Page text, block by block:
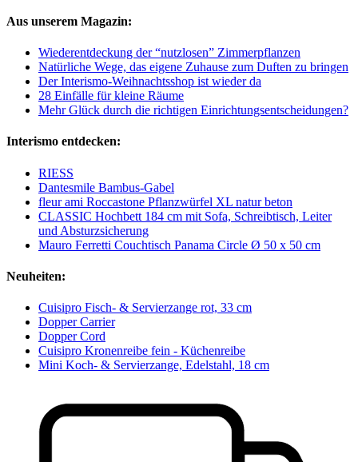
Aus unserem Magazin:
Wiederentdeckung der “nutzlosen” Zimmerpflanzen
Natürliche Wege, das eigene Zuhause zum Duften zu bringen
Der Interismo-Weihnachtsshop ist wieder da
28 Einfälle für kleine Räume
Mehr Glück durch die richtigen Einrichtungsentscheidungen?
Interismo entdecken:
RIESS
Dantesmile Bambus-Gabel
fleur ami Roccastone Pflanzwürfel XL natur beton
CLASSIC Hochbett 184 cm mit Sofa, Schreibtisch, Leiter
und Absturzsicherung
Mauro Ferretti Couchtisch Panama Circle Ø 50 x 50 cm
Neuheiten:
Cuisipro Fisch- & Servierzange rot, 33 cm
Dopper Carrier
Dopper Cord
Cuisipro Kronenreibe fein - Küchenreibe
Mini Koch- & Servierzange, Edelstahl, 18 cm